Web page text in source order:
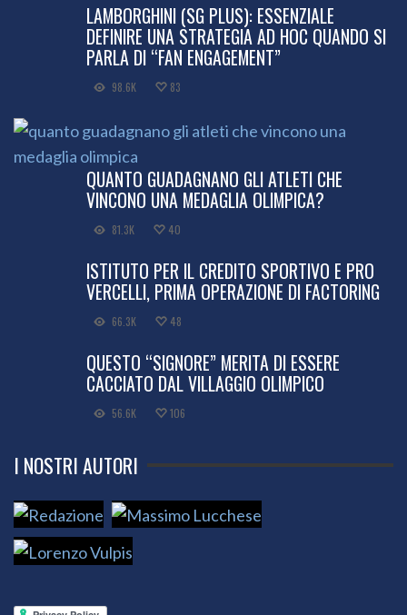
LAMBORGHINI (SG PLUS): ESSENZIALE
DEFINIRE UNA STRATEGIA AD HOC QUANDO SI
PARLA DI “FAN ENGAGEMENT”
98.6K 83
QUANTO GUADAGNANO GLI ATLETI CHE
VINCONO UNA MEDAGLIA OLIMPICA?
81.3K 40
ISTITUTO PER IL CREDITO SPORTIVO E PRO
VERCELLI, PRIMA OPERAZIONE DI FACTORING
66.3K 48
QUESTO “SIGNORE” MERITA DI ESSERE
CACCIATO DAL VILLAGGIO OLIMPICO
56.6K 106
I NOSTRI AUTORI